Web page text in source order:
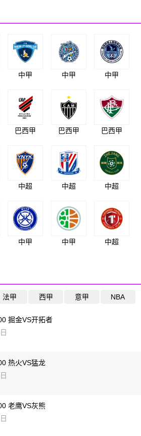
中甲 中甲 中甲
巴西甲 巴西甲 巴西甲
中超 中超 中超
中甲 中甲 中超
法甲 西甲 意甲 NBA
掘金VS开拓者
热火VS猛龙
老鹰VS灰熊